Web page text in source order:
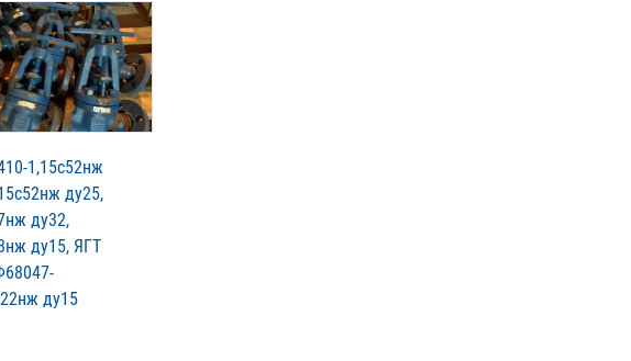
1,15с52нж
ду25,
ду32,
ду15, ЯГТ
ду15